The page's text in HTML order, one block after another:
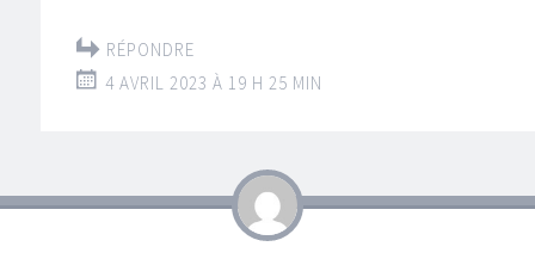
RÉPONDRE
4 AVRIL 2023 À 19 H 25 MIN